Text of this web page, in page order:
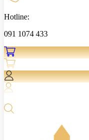
Hotline:
091 1074 433